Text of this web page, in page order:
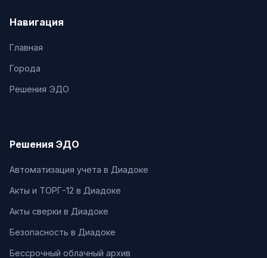
Навигация
Главная
Города
Решения ЭДО
Решения ЭДО
Автоматизация учета в Диадоке
Акты и ТОРГ-12 в Диадоке
Акты сверки в Диадоке
Безопасность в Диадоке
Бессрочный облачный архив